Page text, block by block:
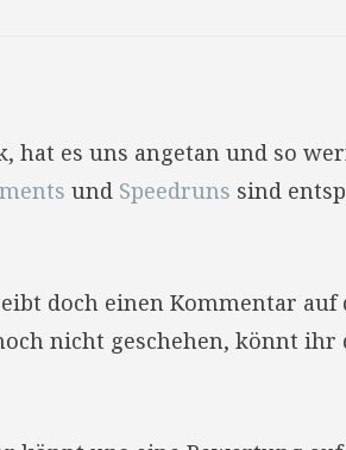
hat es uns angetan und so
und Speedruns sind
doch einen Kommentar auf
nicht geschehen, könnt ihr